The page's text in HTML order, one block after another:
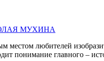
любителей
понимание главного –